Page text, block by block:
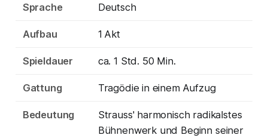
Sprache Deutsch
Aufbau 1 Akt
Spieldauer ca. 1 Std. 50 Min.
Gattung Tragödie in einem Aufzug
Bedeutung
Strauss' harmonisch radikalstes
Bühnenwerk und Beginn seiner